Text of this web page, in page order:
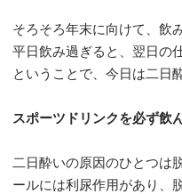
ダイエット
理容室
そろそろ年末に向けて、飲
平日飲み過ぎると、翌日の
ということで、今日は二日
スポーツドリンクを必ず飲
二日酔いの原因のひとつは
ールには利尿作用があり、